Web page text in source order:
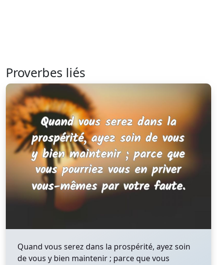
Proverbes liés
Quand vous serez dans la prospérité, ayez soin
de vous y bien maintenir ; parce que vous